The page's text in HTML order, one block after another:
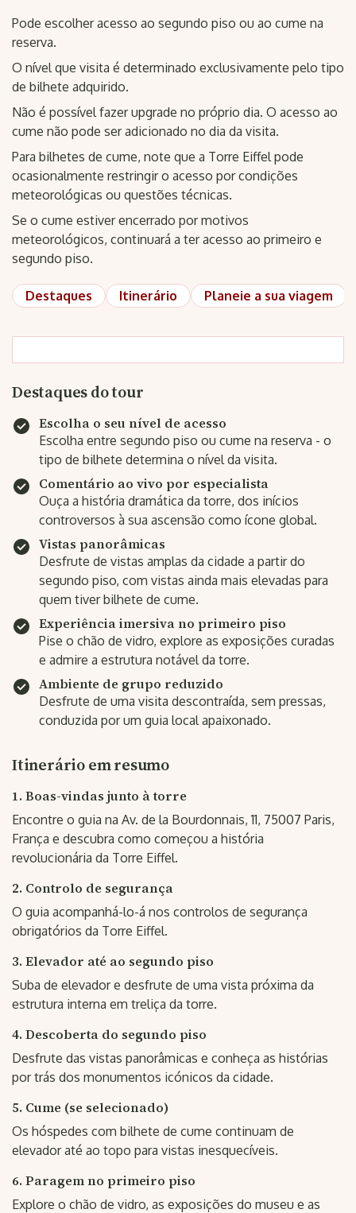
Pode escolher acesso ao segundo piso ou ao cume na
reserva.
O nível que visita é determinado exclusivamente pelo tipo
de bilhete adquirido.
Não é possível fazer upgrade no próprio dia. O acesso ao
cume não pode ser adicionado no dia da visita.
Para bilhetes de cume, note que a Torre Eiffel pode
ocasionalmente restringir o acesso por condições
meteorológicas ou questões técnicas.
Se o cume estiver encerrado por motivos
meteorológicos, continuará a ter acesso ao primeiro e
segundo piso.
Destaques Itinerário Planeie a sua viagem
Destaques do tour
Escolha o seu nível de acesso
Escolha entre segundo piso ou cume na reserva - o
tipo de bilhete determina o nível da visita.
Comentário ao vivo por especialista
Ouça a história dramática da torre, dos inícios
controversos à sua ascensão como ícone global.
Vistas panorâmicas
Desfrute de vistas amplas da cidade a partir do
segundo piso, com vistas ainda mais elevadas para
quem tiver bilhete de cume.
Experiência imersiva no primeiro piso
Pise o chão de vidro, explore as exposições curadas
e admire a estrutura notável da torre.
Ambiente de grupo reduzido
Desfrute de uma visita descontraída, sem pressas,
conduzida por um guia local apaixonado.
Itinerário em resumo
1. Boas-vindas junto à torre
Encontre o guia na Av. de la Bourdonnais, 11, 75007 Paris,
França e descubra como começou a história
revolucionária da Torre Eiffel.
2. Controlo de segurança
O guia acompanhá-lo-á nos controlos de segurança
obrigatórios da Torre Eiffel.
3. Elevador até ao segundo piso
Suba de elevador e desfrute de uma vista próxima da
estrutura interna em treliça da torre.
4. Descoberta do segundo piso
Desfrute das vistas panorâmicas e conheça as histórias
por trás dos monumentos icónicos da cidade.
5. Cume (se selecionado)
Os hóspedes com bilhete de cume continuam de
elevador até ao topo para vistas inesquecíveis.
6. Paragem no primeiro piso
Explore o chão de vidro, as exposições do museu e as